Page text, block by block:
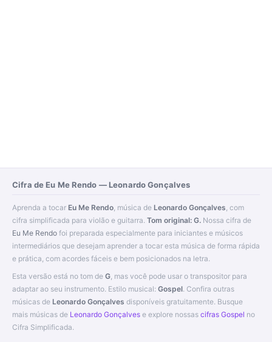
Cifra de Eu Me Rendo — Leonardo Gonçalves
Aprenda a tocar Eu Me Rendo , música de Leonardo Gonçalves , com
cifra simplificada para violão e guitarra. Tom original: G. Nossa cifra de
Eu Me Rendo foi preparada especialmente para iniciantes e músicos
intermediários que desejam aprender a tocar esta música de forma rápida
e prática, com acordes fáceis e bem posicionados na letra.
Esta versão está no tom de G , mas você pode usar o transpositor para
adaptar ao seu instrumento. Estilo musical: Gospel. Confira outras
músicas de Leonardo Gonçalves disponíveis gratuitamente. Busque
mais músicas de Leonardo Gonçalves e explore nossas cifras Gospel no
Cifra Simplificada.